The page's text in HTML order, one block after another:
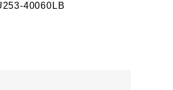
40060LB